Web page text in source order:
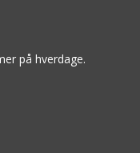
på hverdage.